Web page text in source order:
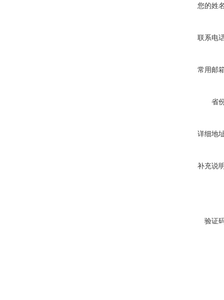
您的姓
联系电
常用邮
省
详细地
补充说
验证